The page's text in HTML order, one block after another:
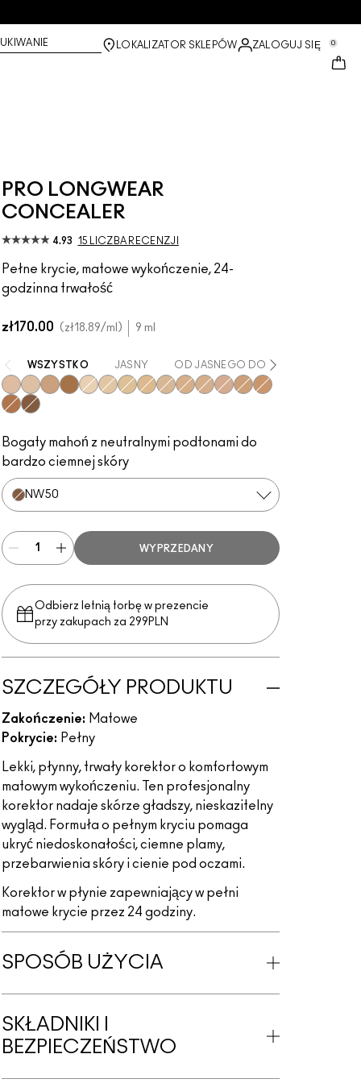
LOKALIZATOR SKLEPÓW ZALOGUJ SIĘ 0
PRO LONGWEAR
CONCEALER
4.93 15 LICZBA RECENZJI
Pełne krycie, matowe wykończenie, 24-
godzinna trwałość
zł170.00 zł18.89/ml 9 ml
WSZYSTKO JASNY OD JASNEGO DO ŚREDNIEGO
NW20
NW15NW35
Bogaty mahoń z neutralnymi podtonami do
bardzo ciemnej skóry
NW50
WYPRZEDANY
Odbierz letnią torbę w prezencie
przy zakupach za 299PLN
SZCZEGÓŁY PRODUKTU
Zakończenie: Matowe
Pokrycie: Pełny
Lekki, płynny, trwały korektor o komfortowym
matowym wykończeniu. Ten profesjonalny
korektor nadaje skórze gładszy, nieskazitelny
wygląd. Formuła o pełnym kryciu pomaga
ukryć niedoskonałości, ciemne plamy,
przebarwienia skóry i cienie pod oczami.
Korektor w płynie zapewniający w pełni
matowe krycie przez 24 godziny.
SPOSÓB UŻYCIA
SKŁADNIKI I
BEZPIECZEŃSTWO